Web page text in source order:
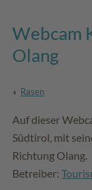
Webcam
Olang
Rasen
Auf dieser
Südtirol, mit
Richtung Olang.
Betreiber: